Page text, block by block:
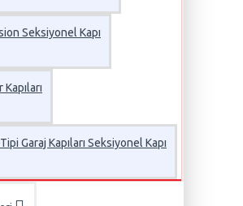
Seksiyonel Kapı
Garaj Kapıları Seksiyonel Kapı